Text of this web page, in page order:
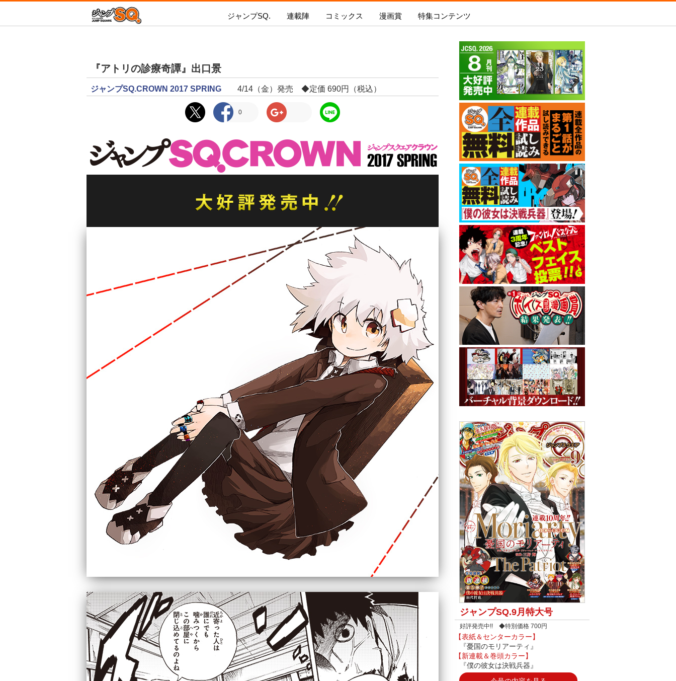
ジャンプSQ.
次号の内容を見る
電子版で購入
ジャンプSQ.とは？
ジャンプSQ.RISE 2026 SUMMER
内容を見る
電子版で購入
連載陣
青の祓魔師
D.Gray-man
この音とまれ！
血界戦線 Beat 3 Peat
Mr.Clice
冒険王ビィト
ワールドトリガー
カワイスギクライシス
極楽街
ファントムバスターズ
茜部先生は照れ知らず
あめとうみ
いろはの門
ましろくんの補講アトリエ
魔王城サイドウェイ
銀魂 3年Z組銀八先生
アオの解
オダロク
ラビットチェイサー
彼岸の螢
レイバイデイ
僕の彼女は決戦兵器
コミックス
次月発売のコミックス
漫画賞
募集要項
新人漫画賞SPARK
結果発表
ボイスコミック漫画賞 結
新人漫画賞SPARK
二代目年間王者決定!!
新人漫画賞SPARK
WEB投稿
WEB持ち込み募集
原稿の直接申し込み
特集コンテンツ
ジャンプSQ.全連載作品無料試し読み
青の祓魔師15周年記念サイト
『新テニスの王子様』シーンを予想して「打って
る！！」「打たれてる！」を当てよう！
『アトリの診療奇譚』出口景
ジャンプSQ.CROWN 2017 SPRING 4/14（金）発売 ◆定価 690円（税込）
0
ジャンプSQ.9月特大号
好評発売中!! ◆特別価格 700円
【表紙＆センターカラー】
『憂国のモリアーティ』
【新連載＆巻頭カラー】
『僕の彼女は決戦兵器』